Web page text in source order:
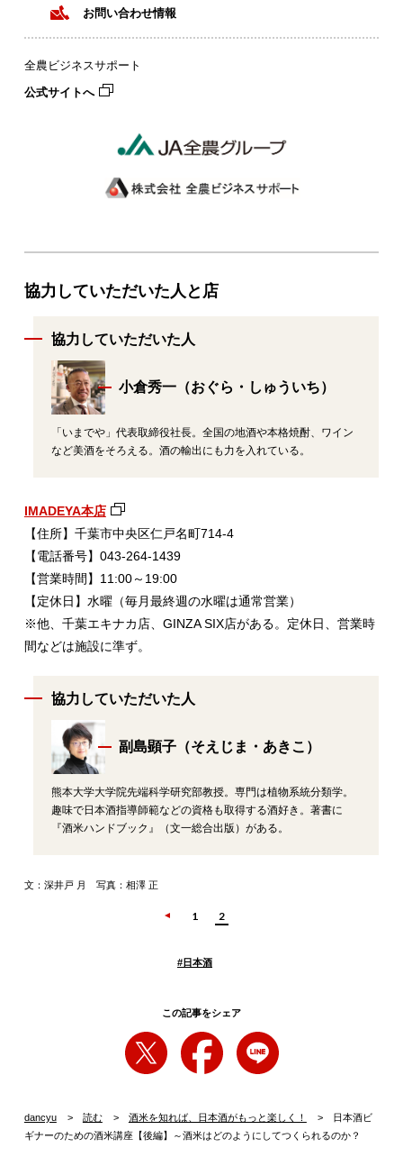
お問い合わせ情報
全農ビジネスサポート
公式サイトへ
協力していただいた人と店
協力していただいた人
小倉秀一（おぐら・しゅういち）
「いまでや」代表取締役社長。全国の地酒や本格焼酎、ワイン
など美酒をそろえる。酒の輸出にも力を入れている。
IMADEYA本店
【住所】千葉市中央区仁戸名町714‐4
【電話番号】043‐264‐1439
【営業時間】11:00～19:00
【定休日】水曜（毎月最終週の水曜は通常営業）
※他、千葉エキナカ店、GINZA SIX店がある。定休日、営業時
間などは施設に準ず。
協力していただいた人
副島顕子（そえじま・あきこ）
熊本大学大学院先端科学研究部教授。専門は植物系統分類学。
趣味で日本酒指導師範などの資格も取得する酒好き。著書に
『酒米ハンドブック』（文一総合出版）がある。
文：深井戸 月 写真：相澤 正
1 2
#日本酒
この記事をシェア
dancyu 読む 酒米を知れば、日本酒がもっと楽しく！
日本酒ビ
ギナーのための酒米講座【後編】～酒米はどのようにしてつくられるのか？